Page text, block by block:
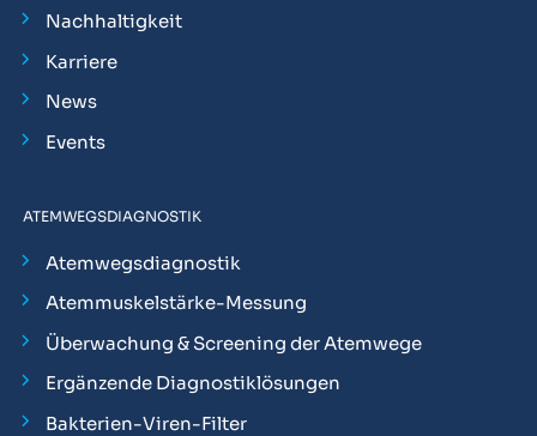
Nachhaltigkeit
Karriere
News
Events
ATEMWEGSDIAGNOSTIK
Atemwegsdiagnostik
Atemmuskelstärke-Messung
Überwachung & Screening der Atemwege
Ergänzende Diagnostiklösungen
Bakterien-Viren-Filter